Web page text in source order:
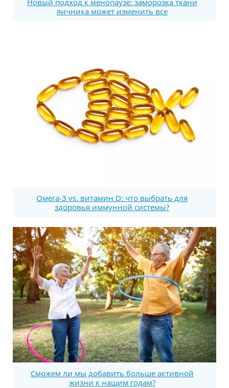
яичника может изменить все
Омега-3 vs. витамин D: что выбрать для
здоровья иммунной системы?
Сможем ли мы добавить больше активной
жизни к нашим годам?